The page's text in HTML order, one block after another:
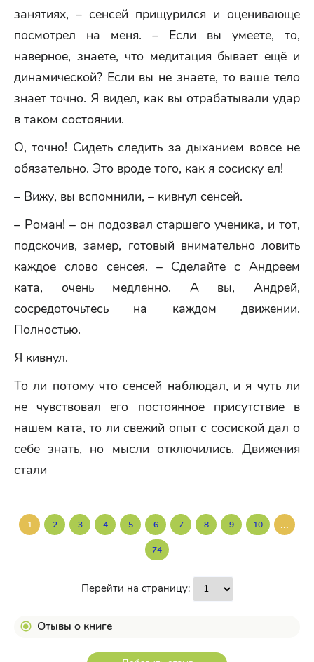
занятиях, – сенсей прищурился и оценивающе
посмотрел на меня. – Если вы умеете, то,
наверное, знаете, что медитация бывает ещё и
динамической? Если вы не знаете, то ваше тело
знает точно. Я видел, как вы отрабатывали удар
в таком состоянии.
О, точно! Сидеть следить за дыханием вовсе не
обязательно. Это вроде того, как я сосиску ел!
– Вижу, вы вспомнили, – кивнул сенсей.
– Роман! – он подозвал старшего ученика, и тот,
подскочив, замер, готовый внимательно ловить
каждое слово сенсея. – Сделайте с Андреем
ката, очень медленно. А вы, Андрей,
сосредоточьтесь на каждом движении.
Полностью.
Я кивнул.
То ли потому что сенсей наблюдал, и я чуть ли
не чувствовал его постоянное присутствие в
нашем ката, то ли свежий опыт с сосиской дал о
себе знать, но мысли отключились. Движения
стали
1 2 3 4 5 6 7 8 9 10 ...
74
Перейти на страницу:
Отывы о книге